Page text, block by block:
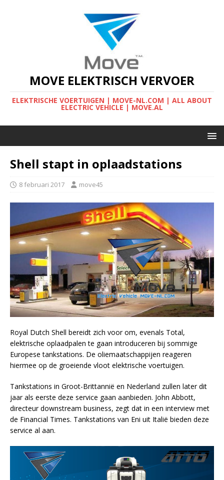
MOVE ELEKTRISCH VERVOER
ELEKTRISCHE VOERTUIGEN | MOVE-NL.COM | ALL ABOUT
ELECTRIC VEHICLE | MOVE.AL
Shell stapt in oplaadstations
8 februari 2017 move45
Royal Dutch Shell bereidt zich voor om, evenals Total,
elektrische oplaadpalen te gaan introduceren bij sommige
Europese tankstations. De oliemaatschappijen reageren
hiermee op de groeiende vloot elektrische voertuigen.
Tankstations in Groot-Brittannië en Nederland zullen later dit
jaar als eerste deze service gaan aanbieden. John Abbott,
directeur downstream business, zegt dat in een interview met
de Financial Times. Tankstations van Eni uit Italië bieden deze
service al aan.